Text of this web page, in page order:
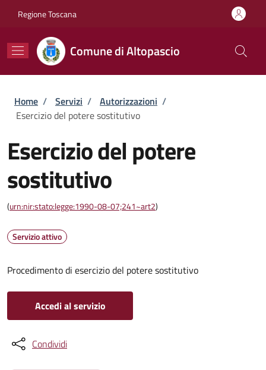
Regione Toscana
Comune di Altopascio
Briciole di pane
Home / Servizi / Autorizzazioni /
Esercizio del potere sostitutivo
Esercizio del potere
sostitutivo
(urn:nir:stato:legge:1990-08-07;241~art2)
Servizio attivo
Procedimento di esercizio del potere sostitutivo
Accedi al servizio
Condividi